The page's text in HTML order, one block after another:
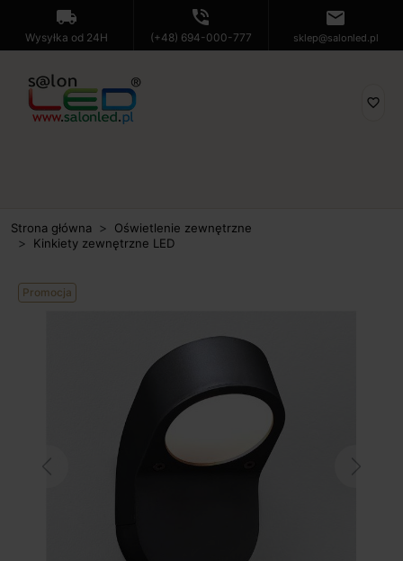
local_shipping
Wysyłka od 24H
phone_in_talk
(+48) 694-000-777
mail
sklep@salonled.pl
favorite_border
Strona główna
Oświetlenie zewnętrzne
Kinkiety zewnętrzne LED
Promocja